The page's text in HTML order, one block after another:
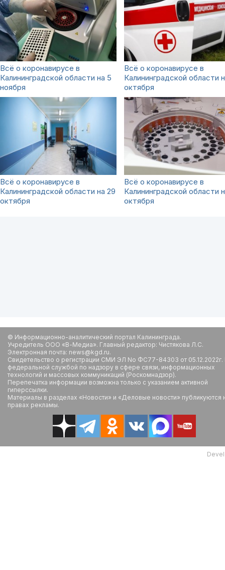
Всё о коронавирусе в
Калининградской области на 5
ноября
Всё о коронавирусе в
Калининградской области
октября
Всё о коронавирусе в
Калининградской области на 29
октября
Всё о коронавирусе в
Калининградской области
октября
© Информационно-аналитический портал Калининграда.
Учредитель ООО «В-Медиа». Главный редактор: Чистякова Л.С.
Электронная почта: news@kgd.ru.
Свидетельство о регистрации СМИ ЭЛ No ФС77-84303 от
федеральной службой по надзору в сфере связи, информационных
технологий и массовых коммуникаций (Роскомнадзор).
Перепечатка информации возможна только с указанием активной
гиперссылки.
Материалы в разделах «Новости» и «Деловые новости» публикуются
правах рекламы.